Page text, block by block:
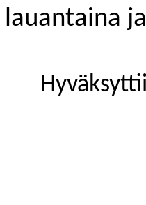
lauantaina